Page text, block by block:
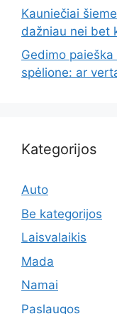
Kauniečiai
dažniau nei bet
Gedimo
spėlione: ar
Kategorijos
Auto
Be kategorijos
Laisvalaikis
Mada
Namai
Paslaugos